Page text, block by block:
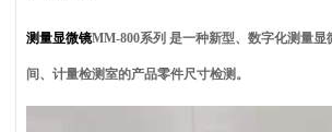
测量显微镜MM-800系列 是一种新型、数字化测量显
间、计量检测室的产品零件尺寸检测。